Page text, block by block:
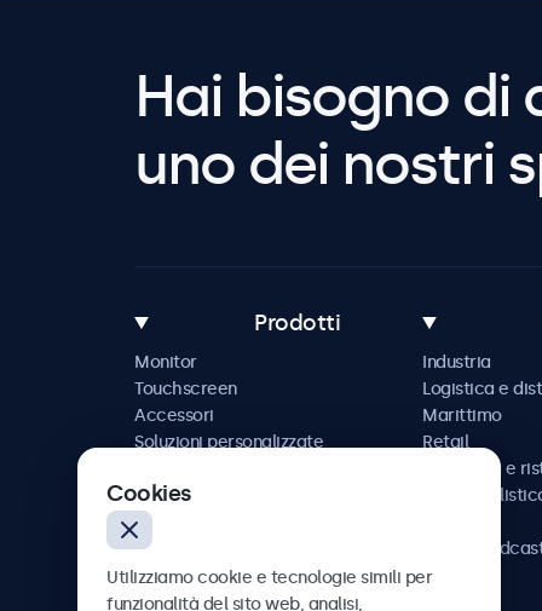
Hai bisogno di
uno dei nostri
Prodotti
Monitor
Touchscreen
Accessori
Soluzioni personalizzate
Industria
Logistica e
Marittimo
Retail
Ospitalità e
AV e
Sanità
Cookies
Utilizziamo cookie e tecnologie simili per
funzionalità del sito web, analisi,